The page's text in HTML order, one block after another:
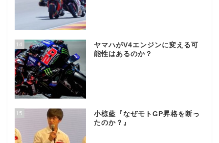
14
ヤマハがV4エンジンに変える可
能性はあるのか？
15
小椋藍『なぜモトGP昇格を断っ
たのか？』